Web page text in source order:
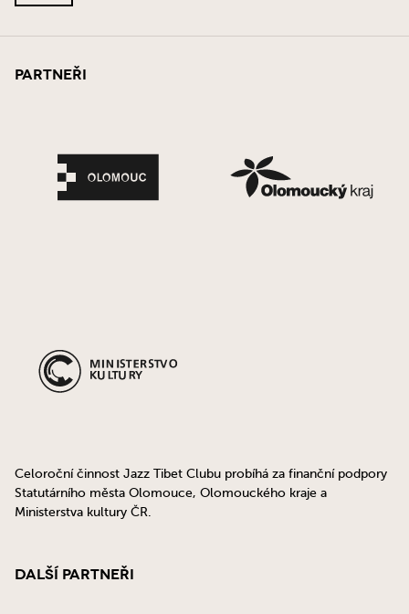
Partneři
Celoroční činnost Jazz Tibet Clubu probíhá za finanční podpory
Statutárního města Olomouce, Olomouckého kraje a
Ministerstva kultury ČR.
Další partneři